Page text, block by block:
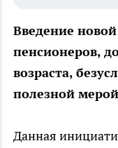
Введение
пенсионеров,
возраста,
полезной
Данная